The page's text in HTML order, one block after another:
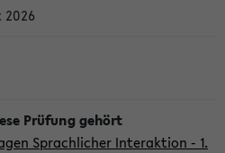
Sprachlicher Interaktion - 1.